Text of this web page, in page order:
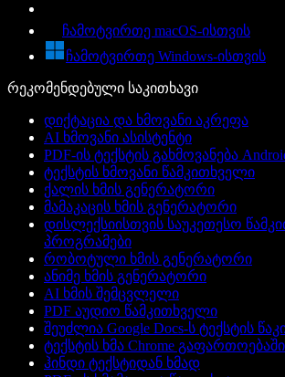
ჩამოტვირთე macOS-ისთვის
ჩამოტვირთე Windows-ისთვის
რეკომენდებული საკითხავი
დიქტაცია და ხმოვანი აკრეფა
AI ხმოვანი ასისტენტი
PDF-ის ტექსტის გახმოვანება
ტექსტის ხმოვანი წამკითხველი
ქალის ხმის გენერატორი
მამაკაცის ხმის გენერატორი
დისლექსიისთვის საუკეთესო
პროგრამები
რობოტული ხმის გენერატორი
ანიმე ხმის გენერატორი
AI ხმის შემცვლელი
PDF აუდიო წამკითხველი
შეუძლია Google Docs-ს ტექსტის
ტექსტის ხმა Chrome გაფართოებაში
ჰინდი ტექსტიდან ხმად